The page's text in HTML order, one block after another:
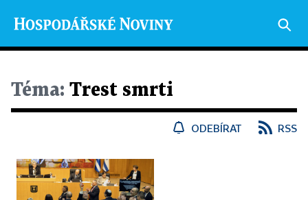
Téma: Trest smrti
ODEBÍRAT RSS